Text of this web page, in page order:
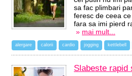
sa fac plimbari
feresc de ceea
fara sa imi pierd
» mai mult...
alergare calorii cardio jogging kettlebell
Slabeste rapid